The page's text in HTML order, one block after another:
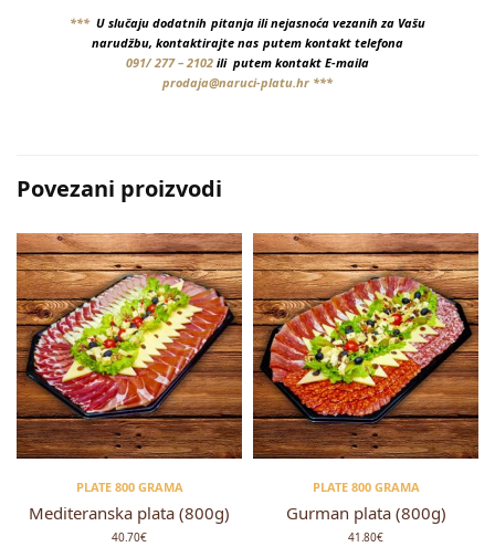
***U slučaju dodatnih pitanja ili nejasnoća vezanih za Vašu
narudžbu, kontaktirajte nas putem kontakt telefona
091/ 277 – 2102 ili putem kontakt E-maila
prodaja@naruci-platu.hr ***
Povezani proizvodi
PLATE 800 GRAMA
Mediteranska plata (800g)
40.70€
PLATE 800 GRAMA
Gurman plata (800g)
41.80€